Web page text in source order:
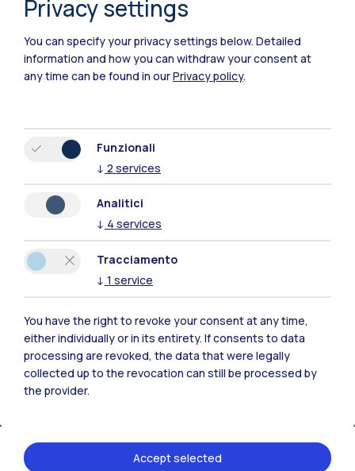
IT EN
Milano Bovisa
Cremona
Mantova
Privacy settings
You can specify your privacy settings below. Detailed
information and how you can withdraw your consent at
any time can be found in ourPrivacy policy.
Funzionali
↓ 2 services
Analitici
↓ 4 services
Tracciamento
↓ 1 service
You have the right to revoke your consent at any time,
either individually or in its entirety. If consents to data
processing are revoked, the data that were legally
collected up to the revocation can still be processed by
the provider.
Accept selected